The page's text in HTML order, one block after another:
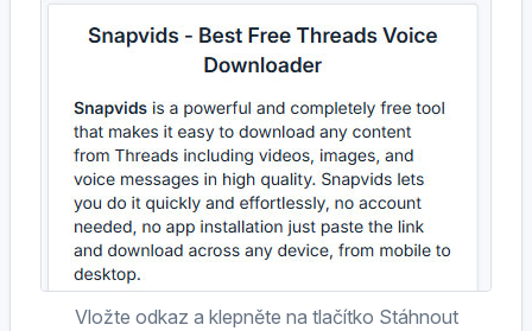
Vložte odkaz a klepněte na tlačítko Stáhnout